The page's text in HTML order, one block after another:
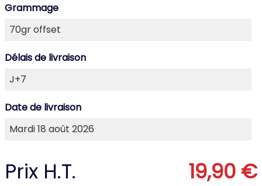
Grammage
Délais de livraison
Date de livraison
Prix H.T. 19,90 €